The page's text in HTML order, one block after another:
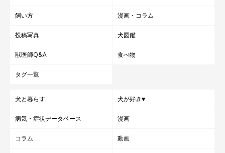
飼い方 漫画・コラム
投稿写真 犬図鑑
獣医師Q&A 食べ物
タグ一覧
犬と暮らす 犬が好き♥
病気・症状データベース 漫画
コラム 動画